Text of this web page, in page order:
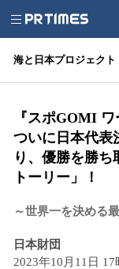
海と日本プロジェクト
『スポGOMI
ついに日本代表
り、優勝を勝
トーリー」！
～世界一を決める
日本財団
2023年10月11日 17